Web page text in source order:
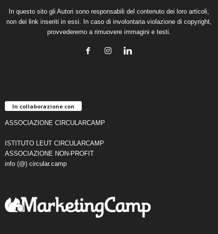
In questo sito gli Autori sono responsabili del contenuto dei loro articoli,
non dei link inseriti in essi. In caso di involontaria violazione di copyright,
provvederemo a rimuovere immagini e testi.
In collaborazione con
ASSOCIAZIONE CIRCULARCAMP
ISTITUTO LEUT CIRCULARCAMP
ASSOCIAZIONE NON-PROFIT
info (@) circular.camp